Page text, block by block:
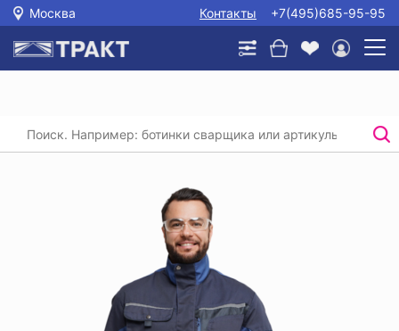
Москва Контакты +7(495)685-95-95
Главная / /
Костюмы (рабочая одежда)
Куртка мужская ФОРСАЖ®